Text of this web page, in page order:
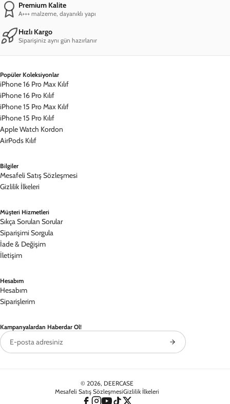
Premium Kalite
A+++ malzeme, dayanıklı yapı
Hızlı Kargo
Siparişiniz aynı gün hazırlanır
Popüler Koleksiyonlar
iPhone 16 Pro Max Kılıf
iPhone 16 Pro Kılıf
iPhone 15 Pro Max Kılıf
iPhone 15 Pro Kılıf
Apple Watch Kordon
AirPods Kılıf
Bilgiler
Mesafeli Satış Sözleşmesi
Gizlilik İlkeleri
Müşteri Hizmetleri
Sıkça Sorulan Sorular
Siparişimi Sorgula
İade & Değişim
İletişim
Hesabım
Hesabım
Siparişlerim
Kampanyalardan Haberdar Ol!
© 2026, DEERCASE
Mesafeli Satış SözleşmesiGizlilik İlkeleri